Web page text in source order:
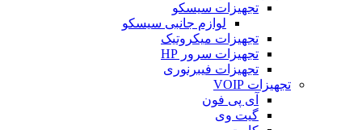
تجهیزات سیسکو
لوازم جانبی سیسکو
تجهیزات میکروتیک
تجهیزات سرور HP
تجهیزات فیبرنوری
تجهیزات VOIP
آی پی فون
گیت وی